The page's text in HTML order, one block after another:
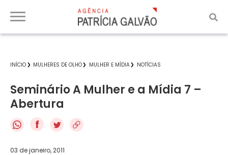
INÍCIO MULHERES DE OLHO MULHER E MÍDIA NOTÍCIAS
Seminário A Mulher e a Mídia 7 –
Abertura
f
03 de janeiro, 2011